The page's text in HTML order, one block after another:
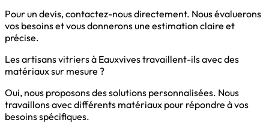
Pour un devis, contactez-nous directement. Nous évaluerons
vos besoins et vous donnerons une estimation claire et
précise.
Les artisans vitriers à Eauxvives travaillent-ils avec des
matériaux sur mesure ?
Oui, nous proposons des solutions personnalisées. Nous
travaillons avec différents matériaux pour répondre à vos
besoins spécifiques.